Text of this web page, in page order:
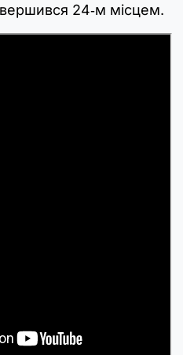
24‑м місцем.